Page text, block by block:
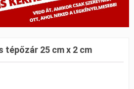
tépőzár 25 cm x 2 cm